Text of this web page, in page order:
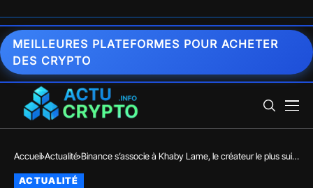
MEILLEURES PLATEFORMES POUR ACHETER
DES CRYPTO
Accueil Actualité Binance s’associe à Khaby Lame, le créateur le plus suivi
ACTUALITÉ